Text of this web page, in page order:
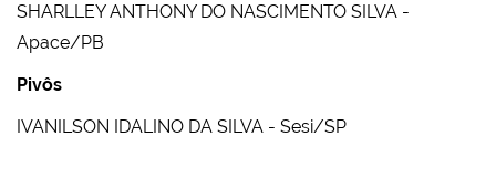
SHARLLEY ANTHONY DO NASCIMENTO SILVA -
Apace/PB
Pivôs
IVANILSON IDALINO DA SILVA - Sesi/SP